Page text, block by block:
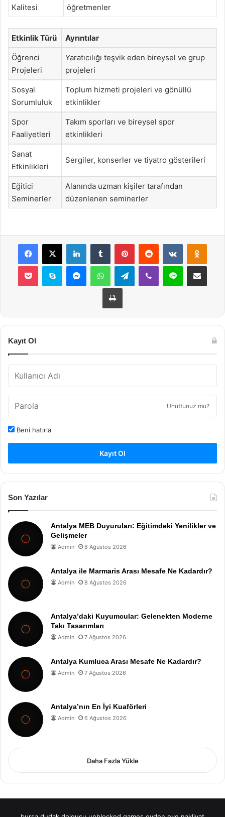
Kalitesi
öğretmenler
Etkinlik Türü Ayrıntılar
Öğrenci
Projeleri
Yaratıcılığı teşvik eden bireysel ve grup
projeleri
Sosyal
Sorumluluk
Toplum hizmeti projeleri ve gönüllü
etkinlikler
Spor
Faaliyetleri
Takım sporları ve bireysel spor
etkinlikleri
Sanat
Etkinlikleri
Sergiler, konserler ve tiyatro gösterileri
Eğitici
Seminerler
Alanında uzman kişiler tarafından
düzenlenen seminerler
Facebook
X LinkedInTumblr PinterestReddit VKontakte
Pocket Skype MessengerWhatsAppTelegramViber Line E-Posta ile
Yazdır
Kayıt Ol
Unuttunuz mu?
Beni hatırla
Kayıt Ol
Son Yazılar
Antalya MEB Duyuruları: Eğitimdeki Yenilikler ve
Gelişmeler
Admin 8 Ağustos 2026
Antalya ile Marmaris Arası Mesafe Ne Kadardır?
Admin 8 Ağustos 2026
Antalya’daki Kuyumcular: Gelenekten Moderne
Takı Tasarımları
Admin 7 Ağustos 2026
Antalya Kumluca Arası Mesafe Ne Kadardır?
Admin 7 Ağustos 2026
Antalya’nın En İyi Kuaförleri
Admin 6 Ağustos 2026
Daha Fazla Yükle